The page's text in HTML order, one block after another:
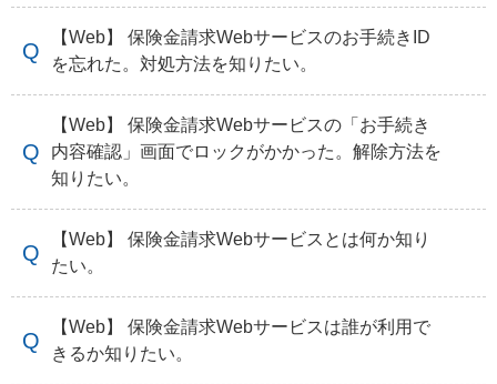
【Web】 保険金請求Webサービスのお手続きID
を忘れた。対処方法を知りたい。
【Web】 保険金請求Webサービスの「お手続き
内容確認」画面でロックがかかった。解除方法を
知りたい。
【Web】 保険金請求Webサービスとは何か知り
たい。
【Web】 保険金請求Webサービスは誰が利用で
きるか知りたい。